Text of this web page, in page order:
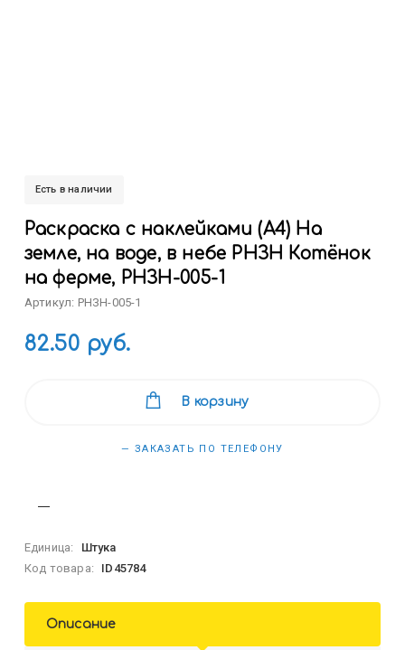
Есть в наличии
Раскраска с наклейками (А4) На
земле, на воде, в небе РНЗН Котёнок
на ферме, РНЗН-005-1
Артикул: РНЗН-005-1
82.50 руб.
В корзину
— ЗАКАЗАТЬ ПО ТЕЛЕФОНУ
Единица:
Штука
Код товара:
ID45784
Описание